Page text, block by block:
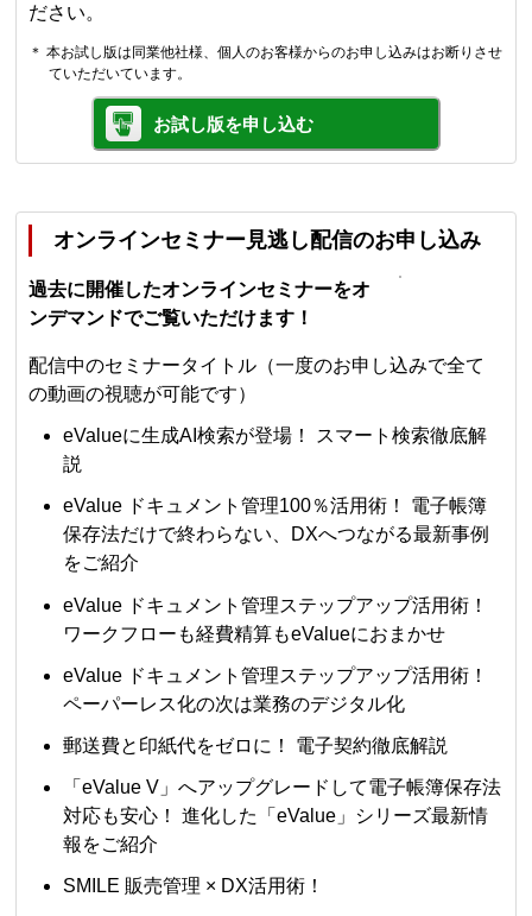
ださい。
＊ 本お試し版は同業他社様、個人のお客様からのお申し込みはお断りさせ
ていただいています。
お試し版を申し込む
オンラインセミナー見逃し配信のお申し込み
過去に開催したオンラインセミナーをオ
ンデマンドでご覧いただけます！
配信中のセミナータイトル（一度のお申し込みで全て
の動画の視聴が可能です）
eValueに生成AI検索が登場！ スマート検索徹底解
説
eValue ドキュメント管理100％活用術！ 電子帳簿
保存法だけで終わらない、DXへつながる最新事例
をご紹介
eValue ドキュメント管理ステップアップ活用術！
ワークフローも経費精算もeValueにおまかせ
eValue ドキュメント管理ステップアップ活用術！
ペーパーレス化の次は業務のデジタル化
郵送費と印紙代をゼロに！ 電子契約徹底解説
「eValue V」へアップグレードして電子帳簿保存法
対応も安心！ 進化した「eValue」シリーズ最新情
報をご紹介
SMILE 販売管理 × DX活用術！